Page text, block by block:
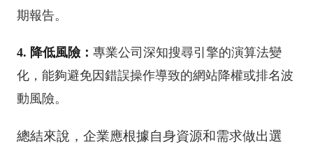
期報告。
4. 降低風險： 專業公司深知搜尋引擎的演算法變
化，能夠避免因錯誤操作導致的網站降權或排名波
動風險。
總結來說，企業應根據自身資源和需求做出選